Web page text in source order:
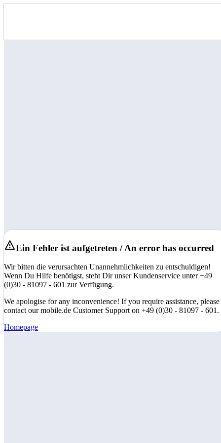
Ein Fehler ist aufgetreten / An error has occurred
Wir bitten die verursachten Unannehmlichkeiten zu entschuldigen!
Wenn Du Hilfe benötigst, steht Dir unser Kundenservice unter +49
(0)30 - 81097 - 601 zur Verfügung.
We apologise for any inconvenience! If you require assistance, please
contact our mobile.de Customer Support on +49 (0)30 - 81097 - 601.
Homepage